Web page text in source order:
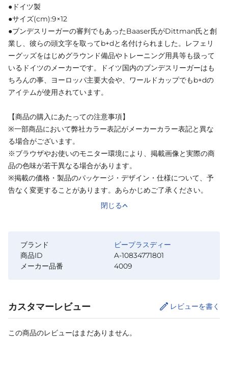
●ドイツ製
●サイズ(cm):9×12
●ブンデスリーガーの審判でもあったBaaser氏がDittman氏と創
業し、彼らの頭文字を取ってb+dと名付けられました。レフェリ
ーグッズをはじめグラウンド備品やトレーニング用具等も扱って
いるドイツのメーカーです。ドイツ国内のブンデスリーガーはも
ちろんの事、ヨーロッパ主要大会や、ワールドカップでもb+dの
アイテムが使用されています。
【商品の購入にあたっての注意事項】
※一部商品において弊社カラー表記がメーカーカラー表記と異な
る場合がございます。
※ブラウザやお使いのモニター環境により、掲載画像と実際の商
品の色味が若干異なる場合があります。
※掲載の価格・製品のパッケージ・デザイン・仕様について、予
告なく変更することがあります。あらかじめご了承ください。
閉じる
ブランド
ビープラスディー
商品ID
A-10834771801
メーカー品番
4009
カスタマーレビュー レビューを書く
この商品のレビューはまだありません。